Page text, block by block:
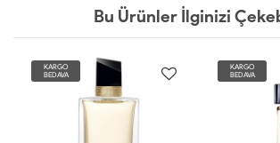
Bu Ürünler İlginizi
KARGO
BEDAVA
KARGO
BEDAVA